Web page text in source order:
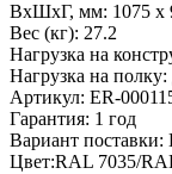
ВхШхГ, мм: 1075 x
Вес (кг): 27.2
Нагрузка на
Нагрузка на полку:
Артикул: ER-
Гарантия: 1 год
Вариант поставки:
Цвет:RAL 7035/